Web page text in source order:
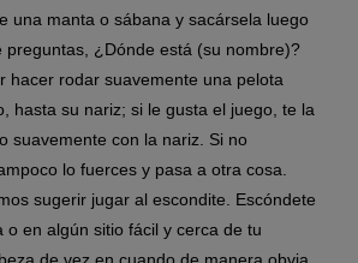
una manta o sábana y sacársela luego
preguntas, ¿Dónde está (su nombre)?
hacer rodar suavemente una pelota
hasta su nariz; si le gusta el juego, te la
suavemente con la nariz. Si no
lo fuerces y pasa a otra cosa.
sugerir jugar al escondite. Escóndete
o en algún sitio fácil y cerca de tu
de vez en cuando de manera obvia,